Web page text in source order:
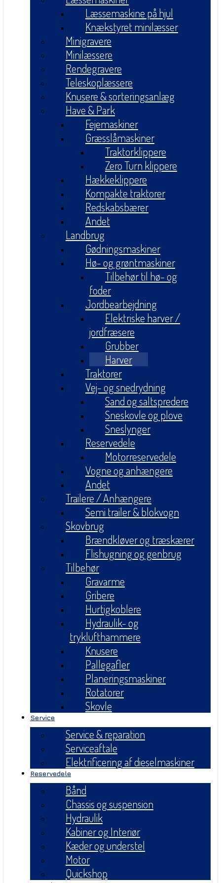
Læssemaskine på hjul
Knækstyret minilæsser
Minigravere
Minilæssere
Rendegravere
Teleskoplæssere
Knusere & sorteringsanlæg
Have & Park
Fejemaskiner
Græsslåmaskiner
Traktorklippere
Zero Turn klippere
Hækkeklippere
Kompakte traktorer
Redskabsbærer
Andet
Landbrug
Gødningsmaskiner
Hø- og grøntmaskiner
Tilbehør til hø- og
foder
Jordbearbejdning
Elektriske harver /
jordfræsere
Grubber
Harver
Traktorer
Vej- og snedrydning
Sand og saltspredere
Sneskovle og plove
Sneslynger
Reservedele
Motorreservedele
Vogne og anhængere
Andet
Trailere / Anhængere
Semi trailer & blokvogn
Skovbrug
Brændkløver og træskærer
Flishugning og genbrug
Tilbehør
Gravarme
Gribere
Hurtigkoblere
Hydraulik- og
tryklufthammere
Knusere
Pallegafler
Planeringsmaskiner
Rotatorer
Skovle
Service
Service & reparation
Serviceaftale
Elektrificering af dieselmaskiner
Reservedele
Bånd
Chassis og suspension
Hydraulik
Kabiner og Interiør
Kæder og understel
Motor
Quickshop